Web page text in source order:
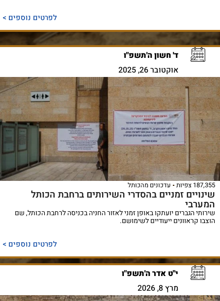
לפרטים נוספים >
ד' חשון ה'תשפ"ו
אוקטובר 26, 2025
187,355 צפיות עדכונים מהכותל
שינויים זמניים בהסדרי השירותים ברחבת הכותל
המערבי
שירותי הגברים יועתקו באופן זמני לאזור החניה בכניסה לרחבת הכותל, שם
הוצבו קראוונים ייעודיים לשימושם.
לפרטים נוספים >
י"ט אדר ה'תשפ"ו
מרץ 8, 2026